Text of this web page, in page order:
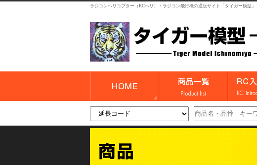
ラジコンヘリコプター（RCヘリ）・ラジコン飛行機の通販サイト「タイガー模型」